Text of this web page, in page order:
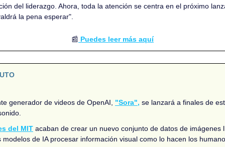
del liderazgo. Ahora, toda la atención se centra en el próximo
la pena esperar".
📰 Puedes leer más aquí
generador de videos de OpenAI, "Sora", se lanzará a finales de
del MIT acaban de crear un nuevo conjunto de datos de imágenes
modelos de IA procesar información visual como lo hacen los